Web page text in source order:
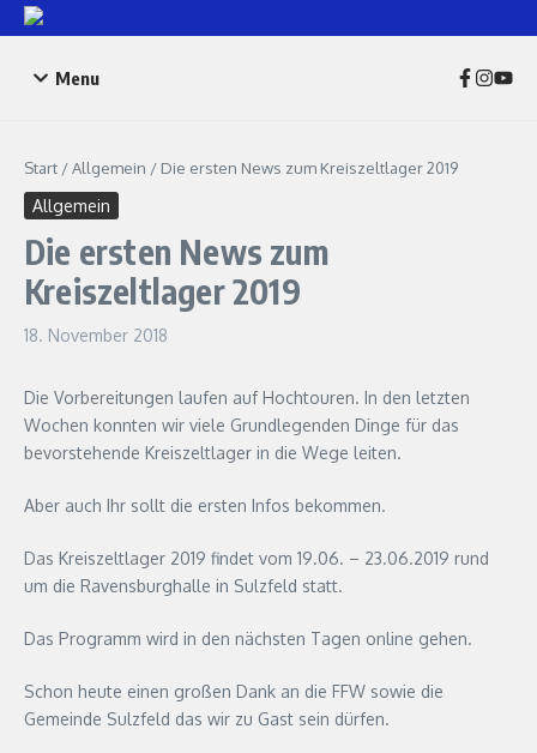
Zum Inhalt springen
Menu
Start /Allgemein / Die ersten News zum Kreiszeltlager 2019
Allgemein
Die ersten News zum
Kreiszeltlager 2019
18. November 2018
Die Vorbereitungen laufen auf Hochtouren. In den letzten
Wochen konnten wir viele Grundlegenden Dinge für das
bevorstehende Kreiszeltlager in die Wege leiten.
Aber auch Ihr sollt die ersten Infos bekommen.
Das Kreiszeltlager 2019 findet vom 19.06. – 23.06.2019 rund
um die Ravensburghalle in Sulzfeld statt.
Das Programm wird in den nächsten Tagen online gehen.
Schon heute einen großen Dank an die FFW sowie die
Gemeinde Sulzfeld das wir zu Gast sein dürfen.